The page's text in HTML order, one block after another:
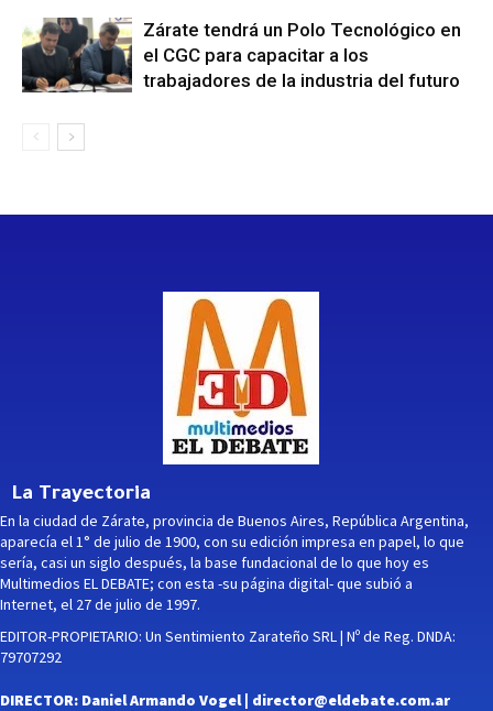
Zárate tendrá un Polo Tecnológico en
el CGC para capacitar a los
trabajadores de la industria del futuro
La Trayectoria
En la ciudad de Zárate, provincia de Buenos Aires, República Argentina,
aparecía el 1° de julio de 1900, con su edición impresa en papel, lo que
sería, casi un siglo después, la base fundacional de lo que hoy es
Multimedios EL DEBATE; con esta -su página digital- que subió a
Internet, el 27 de julio de 1997.
EDITOR-PROPIETARIO: Un Sentimiento Zarateño SRL | Nº de Reg. DNDA:
79707292
DIRECTOR: Daniel Armando Vogel | director@eldebate.com.ar